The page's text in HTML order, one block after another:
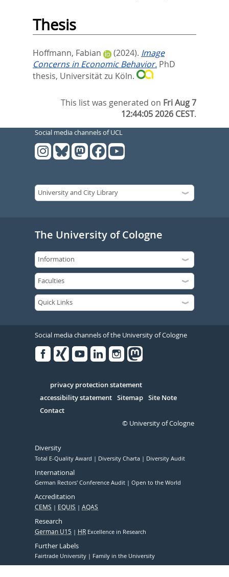
Thesis
Hoffmann, Fabian (2024). Image
Concerns in Economic Behavior. PhD
thesis, Universität zu Köln.
This list was generated on Fri Aug 7
12:44:05 2026 CEST.
Social media channels of UCL
The University of Cologne
Social media channels of the University of Cologne
Serivce
privacy protection statement
accessibility statement Sitemap Site Note
Contact
© University of Cologne
Diversity
Total E-Quality Award Diversity Charta Diversity Audit
International
German Rectors' Conference Audit Open to the World
Accreditation
CEMS EQUIS AQAS
Research
German U15 HR Excellence in Research
Further Labels
Fairtrade University Family in the University